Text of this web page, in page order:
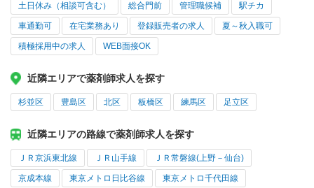
土日休み（相談可含む） 総合門前 管理職候補 駅チカ
車通勤可 在宅業務あり 登録販売者の求人 夏～秋入職可
積極採用中の求人 WEB面接OK
近隣エリアで薬剤師求人を探す
杉並区 豊島区 北区 板橋区 練馬区 足立区
近隣エリアの路線で薬剤師求人を探す
ＪＲ京浜東北線 ＪＲ山手線 ＪＲ常磐線(上野－仙台)
京成本線 東京メトロ日比谷線 東京メトロ千代田線